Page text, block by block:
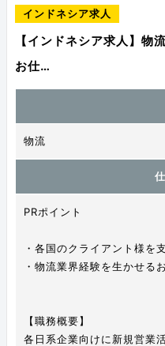
インドネシア求人
【インドネシア求人】
お仕…
物流
PRポイント
・各国のクライアント様を
・物流業界経験を生かせる
【職務概要】
各日系企業向けに新規営業